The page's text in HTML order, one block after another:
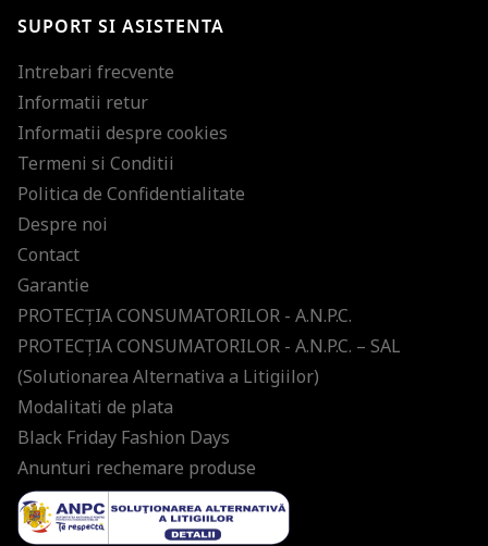
SUPORT SI ASISTENTA
Intrebari frecvente
Informatii retur
Informatii despre cookies
Termeni si Conditii
Politica de Confidentialitate
Despre noi
Contact
Garantie
PROTECŢIA CONSUMATORILOR - A.N.P.C.
PROTECŢIA CONSUMATORILOR - A.N.P.C. – SAL
(Solutionarea Alternativa a Litigiilor)
Modalitati de plata
Black Friday Fashion Days
Anunturi rechemare produse